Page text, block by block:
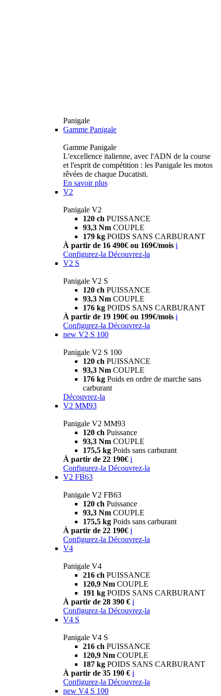
Panigale
Gamme Panigale
Gamme Panigale
L'excellence italienne, avec l'ADN de la course
et l'esprit de compétition : les Panigale les motos
rêvées de chaque Ducatisti.
En savoir plus
V2
Panigale V2
120 ch PUISSANCE
93,3 Nm COUPLE
179 kg POIDS SANS CARBURANT
À partir de 16 490€ ou 169€/mois i
Configurez-la Découvrez-la
V2 S
Panigale V2 S
120 ch PUISSANCE
93,3 Nm COUPLE
176 kg POIDS SANS CARBURANT
À partir de 19 190€ ou 199€/mois i
Configurez-la Découvrez-la
new V2 S 100
Panigale V2 S 100
120 ch PUISSANCE
93,3 Nm COUPLE
176 kg Poids en ordre de marche sans
carburant
Découvrez-la
V2 MM93
Panigale V2 MM93
120 ch Puissance
93,3 Nm COUPLE
175,5 kg Poids sans carburant
À partir de 22 190€ i
Configurez-la Découvrez-la
V2 FB63
Panigale V2 FB63
120 ch Puissance
93,3 Nm COUPLE
175,5 kg Poids sans carburant
À partir de 22 190€ i
Configurez-la Découvrez-la
V4
Panigale V4
216 ch PUISSANCE
120,9 Nm COUPLE
191 kg POIDS SANS CARBURANT
À partir de 28 390 € i
Configurez-la Découvrez-la
V4 S
Panigale V4 S
216 ch PUISSANCE
120,9 Nm COUPLE
187 kg POIDS SANS CARBURANT
À partir de 35 190 € i
Configurez-la Découvrez-la
new V4 S 100